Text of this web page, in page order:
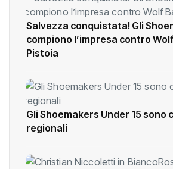
Salvezza conquistata! Gli
compiono l’impresa contro
Pistoia
Gli Shoemakers Under 15 sono
regionali